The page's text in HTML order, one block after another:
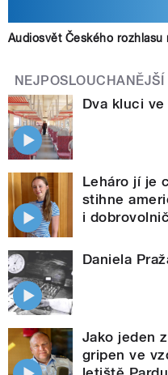
Audiosvět Českého rozhlasu
NEJPOSLOUCHANĚJŠÍ
Dva kluci ve
Leháro jí je
stihne
i
Daniela
Jako jeden
gripen ve